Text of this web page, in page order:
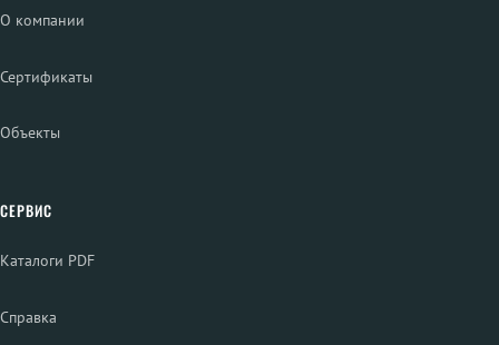
О компании
Сертификаты
Объекты
СЕРВИС
Каталоги PDF
Справка